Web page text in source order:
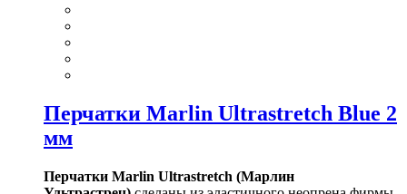
Перчатки Marlin Ultrastretch Blue 2
мм
Перчатки Marlin Ultrastretch (Марлин